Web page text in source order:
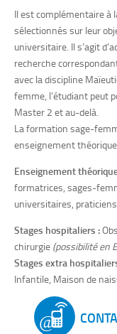
Il est complémentaire à
sélectionnés sur leur
universitaire. Il s’agit
recherche
avec la discipline
femme, l’étudiant peut
Master 2 et au-delà.
La formation sage-
enseignement
Enseignement
formatrices, sages-
universitaires,
Stages hospitaliers :
chirurgie (possibilité en
Stages extra
Infantile, Maison de